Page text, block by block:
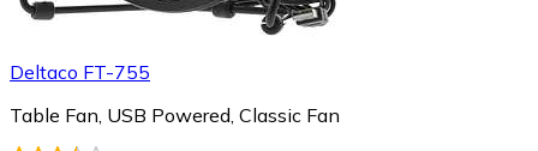
Deltaco FT-755
Table Fan, USB Powered, Classic Fan